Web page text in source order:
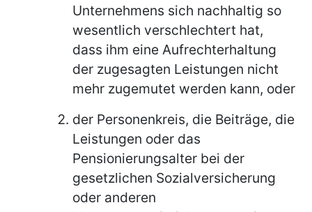
Unternehmens sich nachhaltig so
wesentlich verschlechtert hat,
dass ihm eine Aufrechterhaltung
der zugesagten Leistungen nicht
mehr zugemutet werden kann, oder
der Personenkreis, die Beiträge, die
Leistungen oder das
Pensionierungsalter bei der
gesetzlichen Sozialversicherung
oder anderen